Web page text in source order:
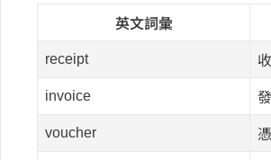
英文詞彙
receipt
invoice
voucher